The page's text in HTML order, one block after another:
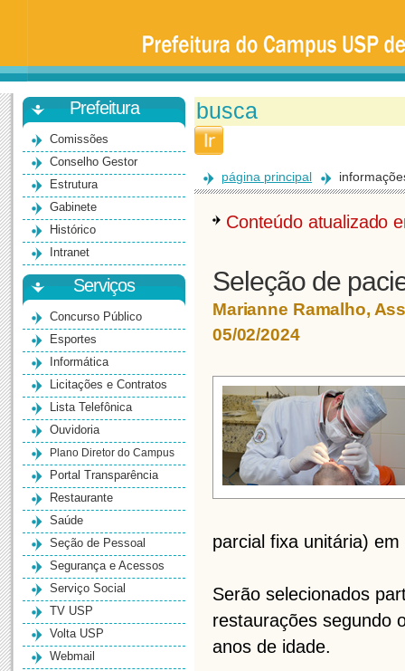
Universidade
São
Paulo
-
BauruPrefeitura
Comissões
Conselho Gestor
Estrutura
Gabinete
Histórico
Intranet
Serviços
Concurso Público
Esportes
Informática
Licitações e Contratos
Lista Telefônica
Ouvidoria
Plano Diretor do Campus
Portal Transparência
Restaurante
Saúde
Seção de Pessoal
Segurança e Acessos
Serviço Social
TV USP
Volta USP
Webmail
página principal
Conteúdo atualizado
Seleção de
Marianne Ramalho,
05/02/2024
parcial fixa unitária)
Serão selecionados
restaurações segundo
anos de idade.